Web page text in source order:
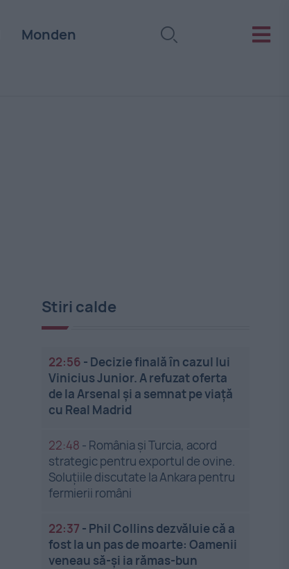
Monden
Stiri calde
22:56 - Decizie finală în cazul lui
Vinicius Junior. A refuzat oferta
de la Arsenal și a semnat pe viață
cu Real Madrid
22:48 - România și Turcia, acord
strategic pentru exportul de ovine.
Soluțiile discutate la Ankara pentru
fermierii români
22:37 - Phil Collins dezvăluie că a
fost la un pas de moarte: Oamenii
veneau să-și ia rămas-bun